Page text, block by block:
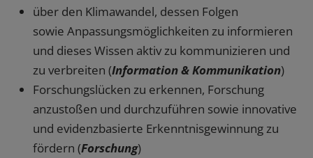
über den Klimawandel, dessen Folgen
sowie Anpassungsmöglichkeiten zu informieren
und dieses Wissen aktiv zu kommunizieren und
zu verbreiten (Information & Kommunikation)
Forschungslücken zu erkennen, Forschung
anzustoßen und durchzuführen sowie innovative
und evidenzbasierte Erkenntnisgewinnung zu
fördern (Forschung)